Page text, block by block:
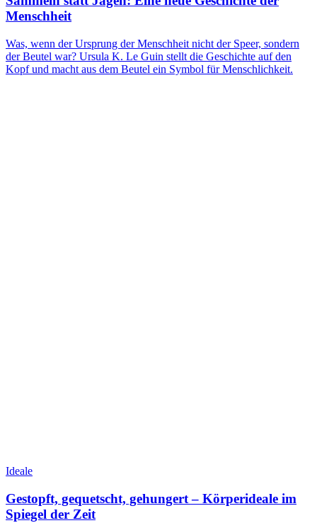
Menschheit
Was, wenn der Ursprung der Menschheit nicht der Speer, sondern
der Beutel war? Ursula K. Le Guin stellt die Geschichte auf den
Kopf und macht aus dem Beutel ein Symbol für Menschlichkeit.
Ideale
Gestopft, gequetscht, gehungert – Körperideale im
Spiegel der Zeit